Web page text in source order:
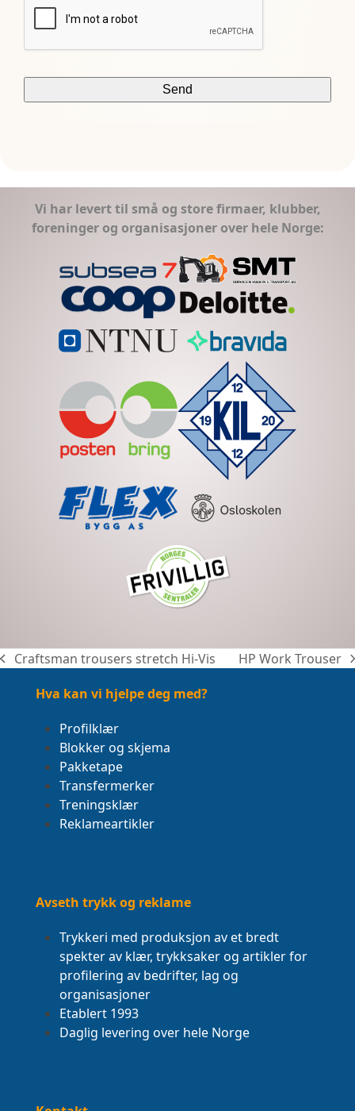
Vi har levert til små og store firmaer, klubber,
foreninger og organisasjoner over hele Norge:
previous
Craftsman trousers stretch Hi-Vis
next
HP Work Trouser
Hva kan vi hjelpe deg med?
Profilklær
Blokker og skjema
Pakketape
Transfermerker
Treningsklær
Reklameartikler
Avseth trykk og reklame
Trykkeri med produksjon av et bredt
spekter av klær, trykksaker og artikler for
profilering av bedrifter, lag og
organisasjoner
Etablert 1993
Daglig levering over hele Norge